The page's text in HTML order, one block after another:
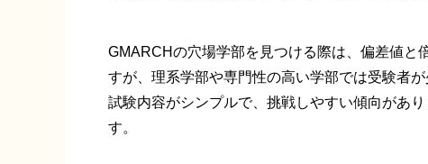
GMARCHの穴場学部を見つける際は、偏差値と
すが、理系学部や専門性の高い学部では受験者
試験内容がシンプルで、挑戦しやすい傾向があ
す。